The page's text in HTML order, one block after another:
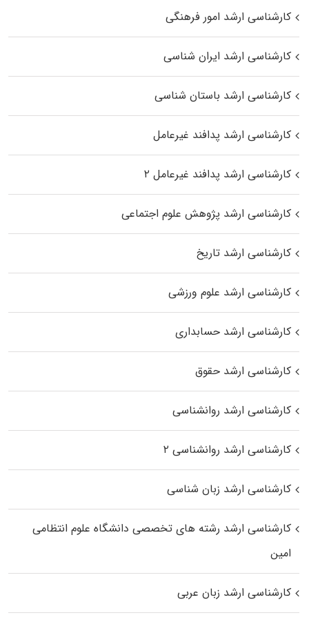
کارشناسی ارشد امور فرهنگی
کارشناسی ارشد ایران شناسی
کارشناسی ارشد باستان شناسی
کارشناسی ارشد پدافند غیرعامل
کارشناسی ارشد پدافند غیرعامل ۲
کارشناسی ارشد پژوهش علوم اجتماعی
کارشناسی ارشد تاریخ
کارشناسی ارشد علوم ورزشی
کارشناسی ارشد حسابداری
کارشناسی ارشد حقوق
کارشناسی ارشد روانشناسی
کارشناسی ارشد روانشناسی ۲
کارشناسی ارشد زبان شناسی
کارشناسی ارشد رﺷﺘﻪ ﻫﺎی تخصصی داﻧﺸﮕﺎه ﻋﻠﻮم انتظامی
اﻣﻴﻦ
کارشناسی ارشد زبان عربی